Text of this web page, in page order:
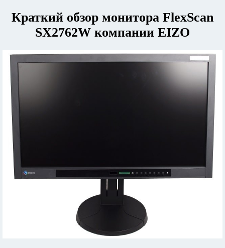
Краткий обзор монитора FlexScan
SX2762W компании EIZO